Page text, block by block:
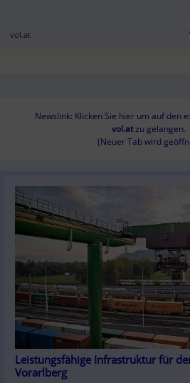
vol.at
Newslink: Klicken Sie hier um auf den
vol.at zu gelangen.
(Neuer Tab wird
Leistungsfähige Infrastruktur für
Vorarlberg